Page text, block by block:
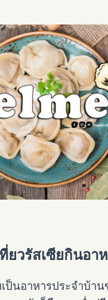
ยวรัสเซียกินอา
ป็นอาหารประจำบ้าน